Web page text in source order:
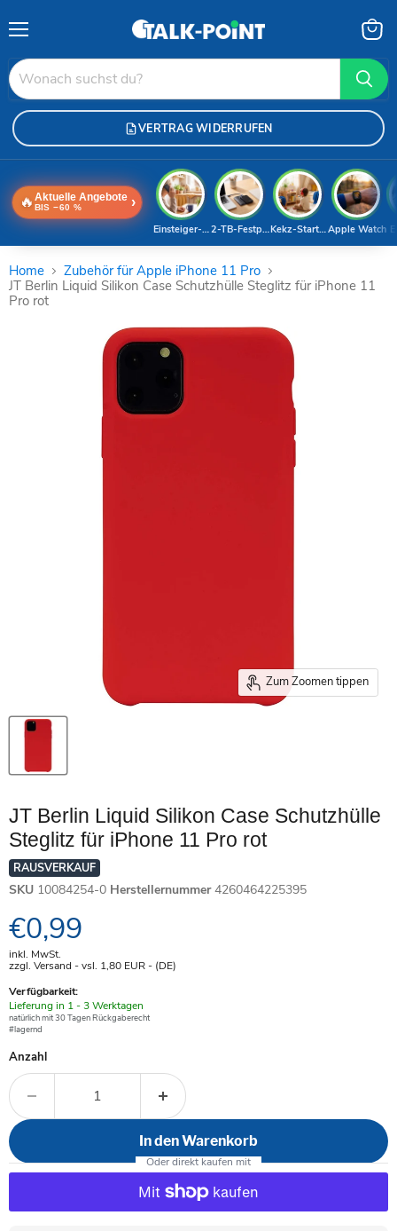
VERTRAG WIDERRUFEN
🔥 Aktuelle Angebote
BIS −60 % ›
Apple Watch
Kekz-Starterset
2-TB-Festplatte
Einsteiger-Handy
Home
Zubehör für Apple iPhone 11 Pro
JT Berlin Liquid Silikon Case Schutzhülle Steglitz für iPhone 11
Pro rot
Zum Zoomen tippen
JT Berlin Liquid Silikon Case Schutzhülle
Steglitz für iPhone 11 Pro rot
RAUSVERKAUF
SKU 10084254-0 Herstellernummer 4260464225395
Aktueller Preis
€0,99
inkl. MwSt.
zzgl. Versand - vsl. 1,80 EUR- (DE)
Verfügbarkeit:
Verfügbar
-
Lieferung in 1 - 3 Werktagen
natürlich mit 30 Tagen Rückgaberecht
#lagernd
Anzahl
In den Warenkorb